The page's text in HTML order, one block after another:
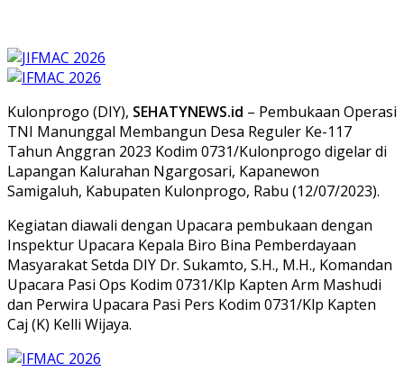
Kulonprogo (DIY), SEHATYNEWS.id – Pembukaan Operasi
TNI Manunggal Membangun Desa Reguler Ke-117
Tahun Anggran 2023 Kodim 0731/Kulonprogo digelar di
Lapangan Kalurahan Ngargosari, Kapanewon
Samigaluh, Kabupaten Kulonprogo, Rabu (12/07/2023).
Kegiatan diawali dengan Upacara pembukaan dengan
Inspektur Upacara Kepala Biro Bina Pemberdayaan
Masyarakat Setda DIY Dr. Sukamto, S.H., M.H., Komandan
Upacara Pasi Ops Kodim 0731/Klp Kapten Arm Mashudi
dan Perwira Upacara Pasi Pers Kodim 0731/Klp Kapten
Caj (K) Kelli Wijaya.